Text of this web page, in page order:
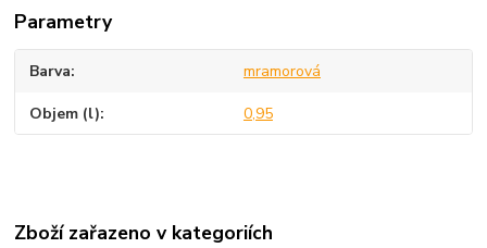
Parametry
Barva mramorová
Objem (l) 0,95
Zboží zařazeno v kategoriích